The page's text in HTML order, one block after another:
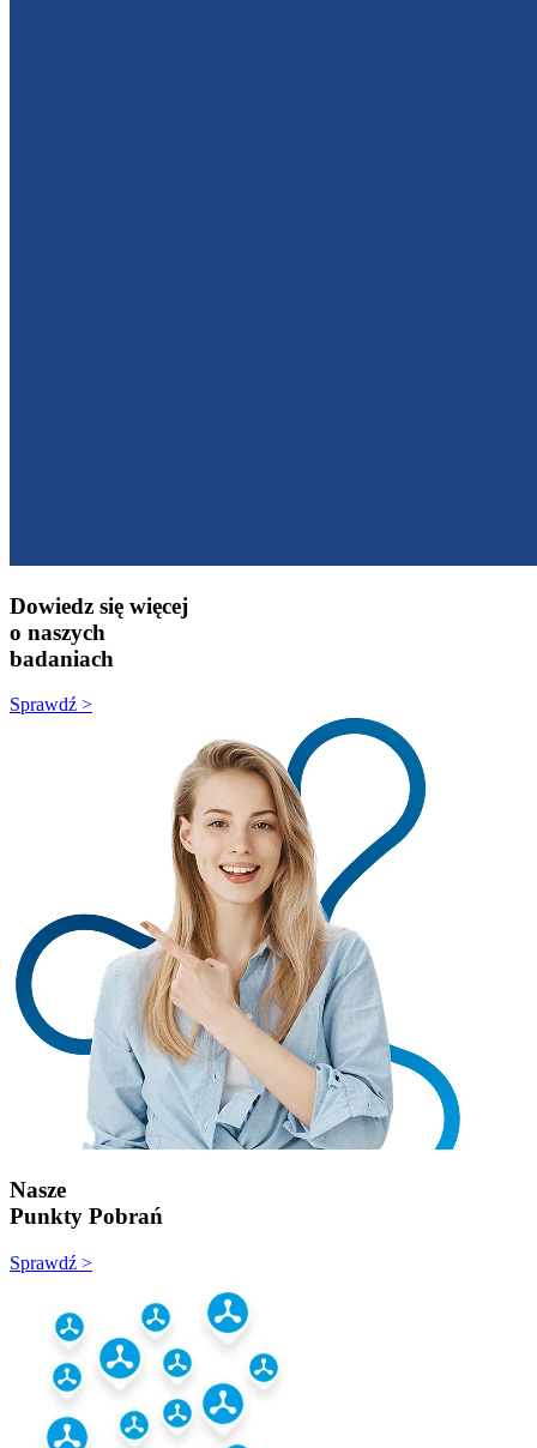
Dowiedz się więcej
o naszych
badaniach
Sprawdź >
Nasze
Punkty Pobrań
Sprawdź >